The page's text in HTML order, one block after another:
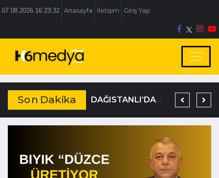
07.08.2026 16:23:33 Anasayfa İletişim Giriş Yap
Son Dakika DAĞISTANLI’DAN, ÖZLÜ’NÜN OTOGAR KARARINA SERT TEPKİ